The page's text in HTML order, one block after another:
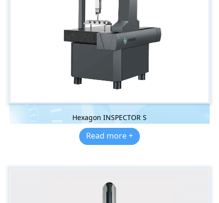
Hexagon INSPECTOR S
Read more +